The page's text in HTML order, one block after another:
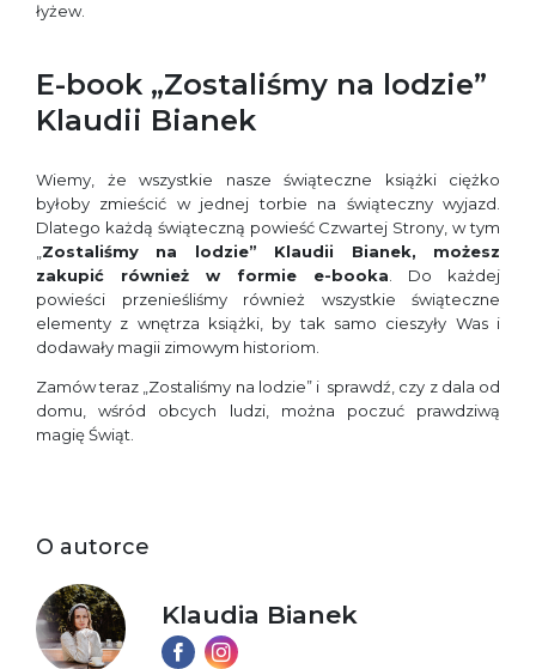
łyżew.
E-book „Zostaliśmy na lodzie”
Klaudii Bianek
Wiemy, że wszystkie nasze świąteczne książki ciężko
byłoby zmieścić w jednej torbie na świąteczny wyjazd.
Dlatego każdą świąteczną powieść Czwartej Strony, w tym
Zostaliśmy na lodzie” Klaudii Bianek, możesz
zakupić również w formie e-booka . Do każdej
powieści przenieśliśmy również wszystkie świąteczne
elementy z wnętrza książki, by tak samo cieszyły Was i
dodawały magii zimowym historiom.
Zamów teraz „Zostaliśmy na lodzie” i sprawdź, czy z dala od
domu, wśród obcych ludzi, można poczuć prawdziwą
magię Świąt.
O autorce
Klaudia Bianek